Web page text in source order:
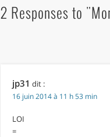
2 Responses to
jp31 dit :
16 juin 2014 à 11 h 53 min
LOI
=